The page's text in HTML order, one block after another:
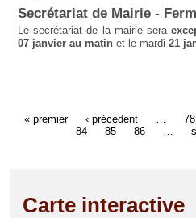
Secrétariat de Mairie -
Le secrétariat de la mairie sera
07 janvier au matinet le mardi 21
« premier ‹ précédent 78
84
85 86
Carte interactive